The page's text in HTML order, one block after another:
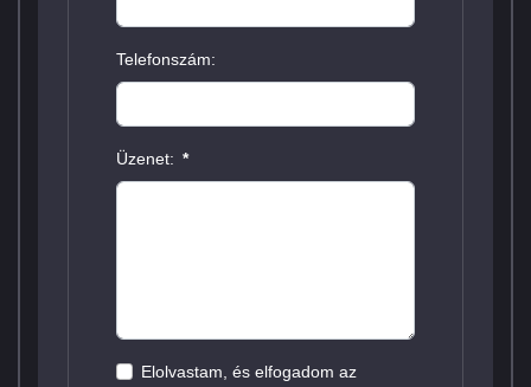
Telefonszám:
Üzenet: *
Elolvastam, és elfogadom az